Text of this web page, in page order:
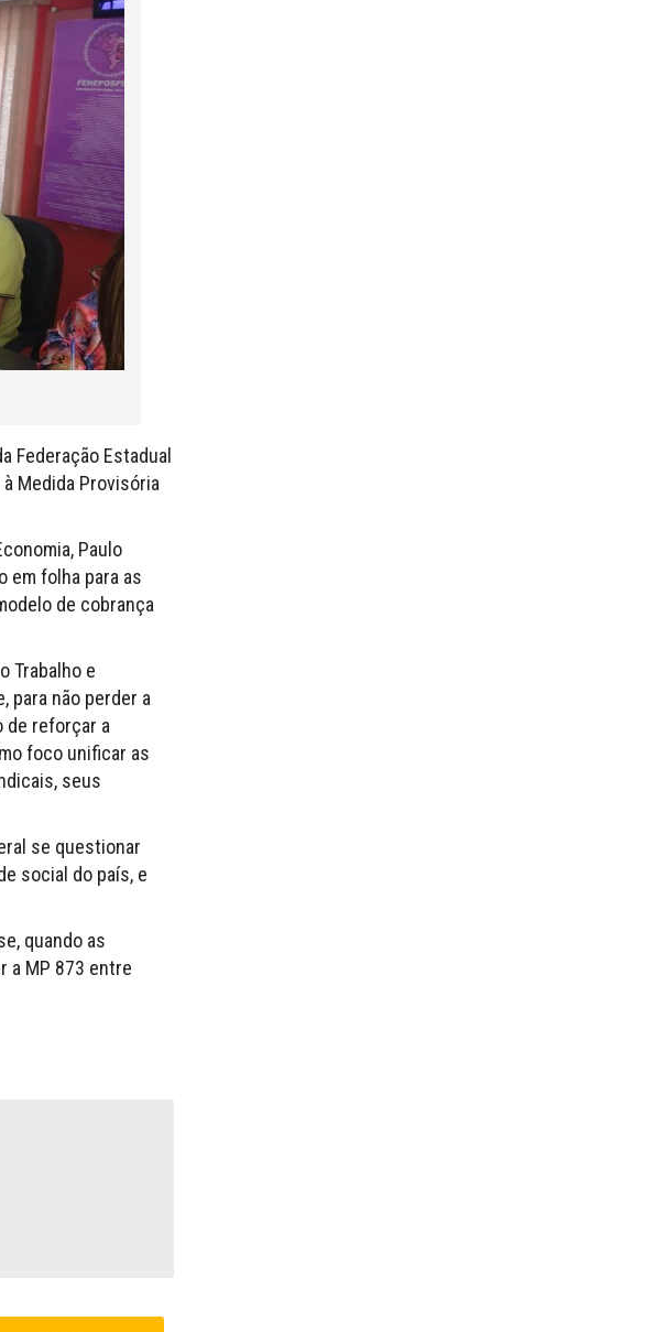
Federação Estadual
Medida Provisória
Paulo
em folha para as
de cobrança
Trabalho e
para não perder a
de reforçar a
foco unificar as
seus
se questionar
social do país, e
quando as
a MP 873 entre